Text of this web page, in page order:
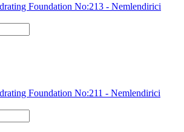
Foundation No:213 - Nemlendirici
Foundation No:211 - Nemlendirici